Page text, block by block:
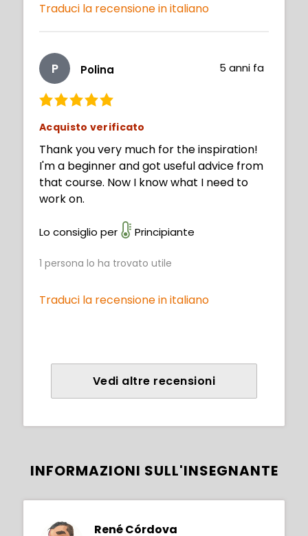
Traduci la recensione in italiano
P Polina 5 anni fa
Acquisto verificato
Thank you very much for the inspiration!
I'm a beginner and got useful advice from
that course. Now I know what I need to
work on.
Lo consiglio per Principiante
1 persona lo ha trovato utile
Traduci la recensione in italiano
Vedi altre recensioni
INFORMAZIONI SULL'INSEGNANTE
René Córdova